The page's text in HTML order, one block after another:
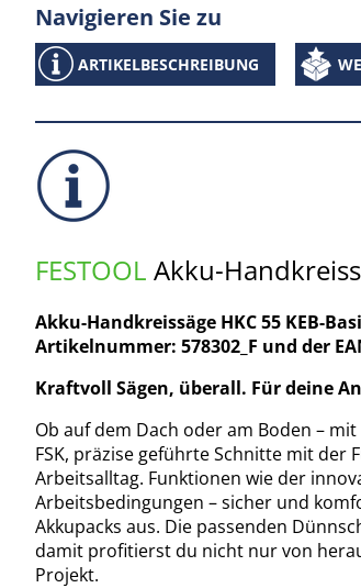
Navigieren Sie zu
ARTIKELBESCHREIBUNG
FESTOOL Akku-
Akku-Handkreissäge HKC 55 KEB-
Artikelnummer: 578302_F und der
Kraftvoll Sägen, überall. Für deine
Ob auf dem Dach oder am Boden –
FSK, präzise geführte Schnitte mit der
Arbeitsalltag. Funktionen wie der
Arbeitsbedingungen – sicher und
Akkupacks aus. Die passenden
damit profitierst du nicht nur von
Projekt.